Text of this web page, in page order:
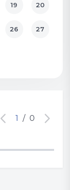
19 20
26 27
1 / 0